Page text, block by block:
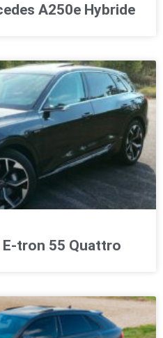
A250e Hybride
E-tron 55 Quattro